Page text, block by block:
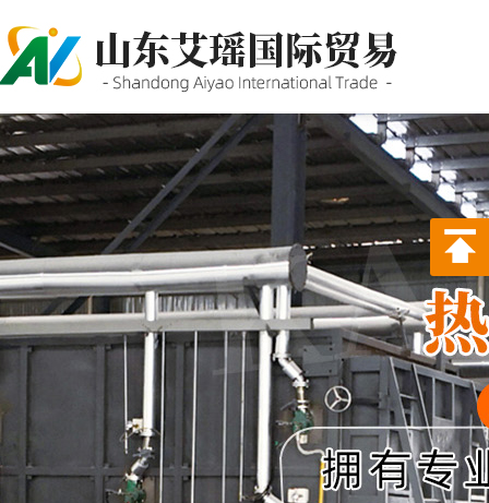
PROBURN手机网页版,P站最新
版下载,PORNHUB免登录版APP
下载